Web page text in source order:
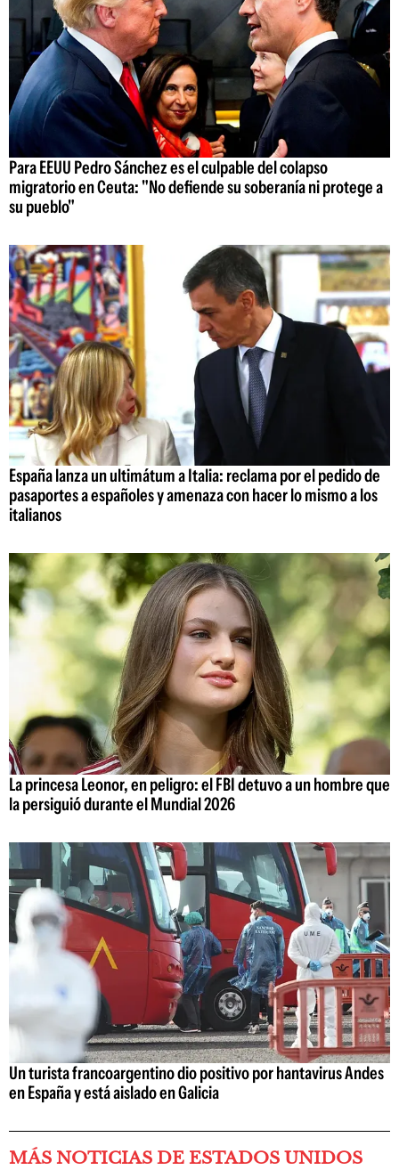
Para EEUU Pedro Sánchez es el culpable del colapso
migratorio en Ceuta: "No defiende su soberanía ni protege a
su pueblo"
España lanza un ultimátum a Italia: reclama por el pedido de
pasaportes a españoles y amenaza con hacer lo mismo a los
italianos
La princesa Leonor, en peligro: el FBI detuvo a un hombre que
la persiguió durante el Mundial 2026
Un turista francoargentino dio positivo por hantavirus Andes
en España y está aislado en Galicia
MÁS NOTICIAS DE ESTADOS UNIDOS